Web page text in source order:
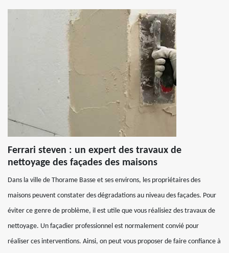
Ferrari steven : un expert des travaux de
nettoyage des façades des maisons
Dans la ville de Thorame Basse et ses environs, les propriétaires des
maisons peuvent constater des dégradations au niveau des façades. Pour
éviter ce genre de problème, il est utile que vous réalisiez des travaux de
nettoyage. Un façadier professionnel est normalement convié pour
réaliser ces interventions. Ainsi, on peut vous proposer de faire confiance à